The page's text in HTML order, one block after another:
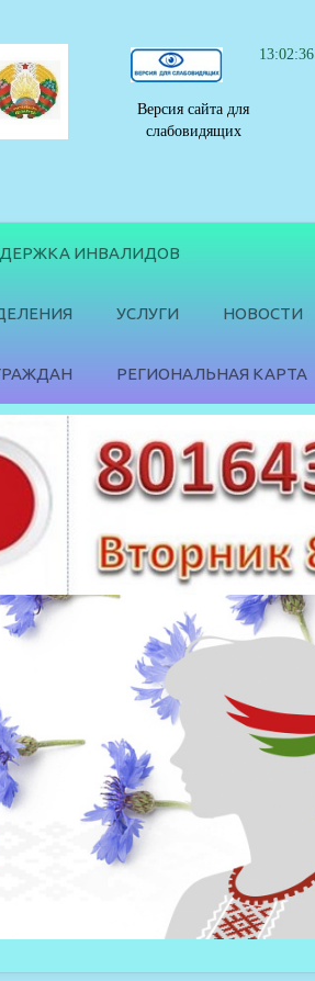
13:02:37
Версия сайта для
слабовидящих
ИНВАЛИДОВ
УСЛУГИ НОВОСТИ
РЕГИОНАЛЬНАЯ КАРТА